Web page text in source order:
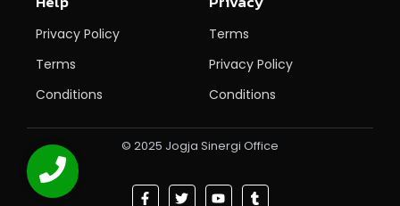
Privacy Policy
Terms
Conditions
Terms
Privacy Policy
Conditions
© 2025 Jogja Sinergi Office